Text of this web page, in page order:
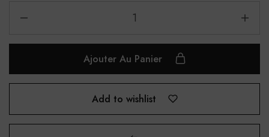
Ajouter Au Panier
Add to wishlist